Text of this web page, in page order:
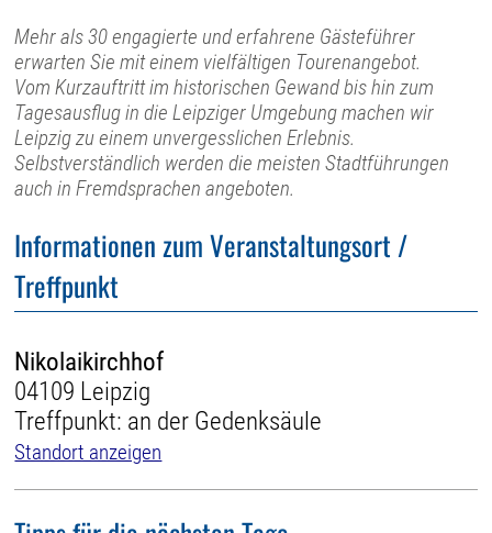
Mehr als 30 engagierte und erfahrene Gästeführer
erwarten Sie mit einem vielfältigen Tourenangebot.
Vom Kurzauftritt im historischen Gewand bis hin zum
Tagesausflug in die Leipziger Umgebung machen wir
Leipzig zu einem unvergesslichen Erlebnis.
Selbstverständlich werden die meisten Stadtführungen
auch in Fremdsprachen angeboten.
Informationen zum Veranstaltungsort /
Treffpunkt
Nikolaikirchhof
04109 Leipzig
Treffpunkt: an der Gedenksäule
Standort anzeigen